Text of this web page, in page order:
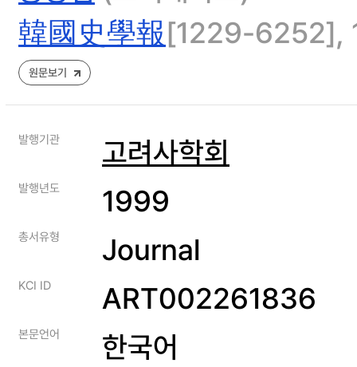
韓國史學報[1229-6252],
원문보기
발행기관 고려사학회
발행년도 1999
총서유형 Journal
KCI ID ART002261836
본문언어 한국어